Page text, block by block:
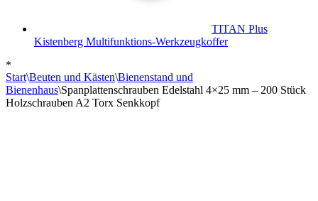
TITAN Plus
Kistenberg Multifunktions-Werkzeugkoffer
*
Start\Beuten und Kästen\Bienenstand und
Bienenhaus\Spanplattenschrauben Edelstahl 4×25 mm – 200 Stück
Holzschrauben A2 Torx Senkkopf